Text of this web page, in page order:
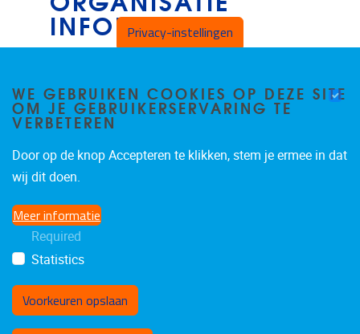
INFORMATIE
Laarbeeklaan 103
1090 Jette
Belgium
Privacy-instellingen
WE GEBRUIKEN COOKIES OP DEZE SITE
OM JE GEBRUIKERSERVARING TE
VERBETEREN
Door op de knop Accepteren te klikken, stem je ermee in dat
wij dit doen.
Meer informatie
Required
Statistics
Voorkeuren opslaan